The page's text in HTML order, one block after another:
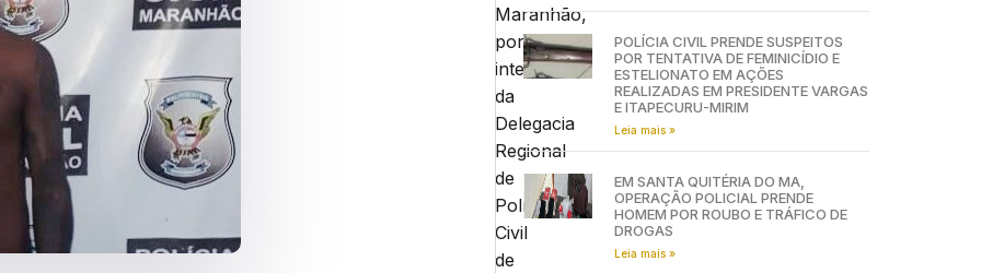
Maranhão,
por
intermédio
da
Delegacia
Regional
de
Polícia
Civil
de
POLÍCIA CIVIL PRENDE SUSPEITOS
POR TENTATIVA DE FEMINICÍDIO E
ESTELIONATO EM AÇÕES
REALIZADAS EM PRESIDENTE VARGAS
E ITAPECURU-MIRIM
Leia mais »
EM SANTA QUITÉRIA DO MA,
OPERAÇÃO POLICIAL PRENDE
HOMEM POR ROUBO E TRÁFICO DE
DROGAS
Leia mais »